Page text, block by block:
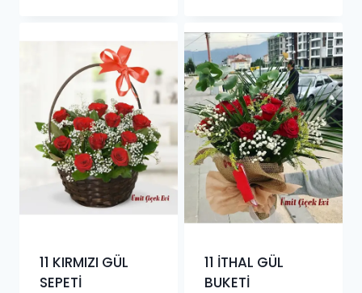
11 KIRMIZI GÜL
SEPETİ
11 İTHAL GÜL
BUKETİ